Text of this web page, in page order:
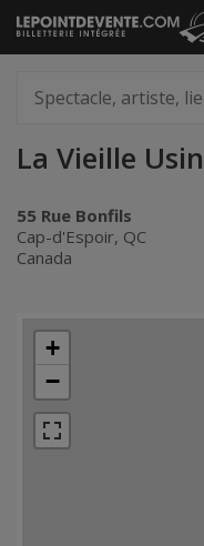
Passer
au
artiste,
lieu...
La Vieille
55 Rue Bonfils
Cap-d'Espoir, QC
Canada
+
−